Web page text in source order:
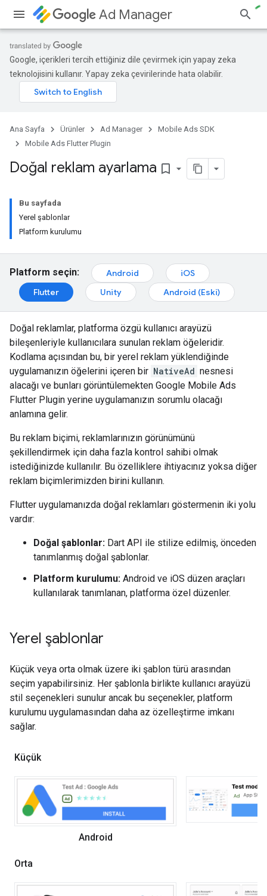
Ad Manager
Google, içerikleri tercih ettiğiniz dile çevirmek için yapay zeka
teknolojisini kullanır. Yapay zeka çevirilerinde hata olabilir.
Ana Sayfa Ürünler Ad Manager
Mobile Ads SDK
Mobile Ads Flutter Plugin
Doğal reklam ayarlama bookmark_border
Bu sayfada
Yerel şablonlar
Platform kurulumu
Platform seçin: Android
iOS
Flutter
Unity Android (Eski)
Doğal reklamlar, platforma özgü kullanıcı arayüzü
bileşenleriyle kullanıcılara sunulan reklam öğeleridir.
Kodlama açısından bu, bir yerel reklam yüklendiğinde
uygulamanızın öğelerini içeren bir NativeAd nesnesi
alacağı ve bunları görüntülemekten Google Mobile Ads
Flutter Plugin yerine uygulamanızın sorumlu olacağı
anlamına gelir.
Bu reklam biçimi, reklamlarınızın görünümünü
şekillendirmek için daha fazla kontrol sahibi olmak
istediğinizde kullanılır. Bu özelliklere ihtiyacınız yoksa diğer
reklam biçimlerimizden birini kullanın.
Flutter uygulamanızda doğal reklamları göstermenin iki yolu
vardır:
Doğal şablonlar: Dart API ile stilize edilmiş, önceden
tanımlanmış doğal şablonlar.
Platform kurulumu: Android ve iOS düzen araçları
kullanılarak tanımlanan, platforma özel düzenler.
Yerel şablonlar
Küçük veya orta olmak üzere iki şablon türü arasından
seçim yapabilirsiniz. Her şablonla birlikte kullanıcı arayüzü
stil seçenekleri sunulur ancak bu seçenekler, platform
kurulumu uygulamasından daha az özelleştirme imkanı
sağlar.
Küçük
Android
Orta